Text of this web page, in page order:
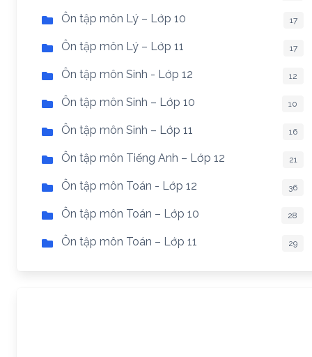
Ôn tập môn Lý – Lớp 10 17
Ôn tập môn Lý – Lớp 11 17
Ôn tập môn Sinh - Lớp 12 12
Ôn tập môn Sinh – Lớp 10 10
Ôn tập môn Sinh – Lớp 11 16
Ôn tập môn Tiếng Anh – Lớp 12 21
Ôn tập môn Toán - Lớp 12 36
Ôn tập môn Toán – Lớp 10 28
Ôn tập môn Toán – Lớp 11 29